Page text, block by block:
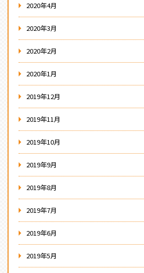
2020年4月
2020年3月
2020年2月
2020年1月
2019年12月
2019年11月
2019年10月
2019年9月
2019年8月
2019年7月
2019年6月
2019年5月